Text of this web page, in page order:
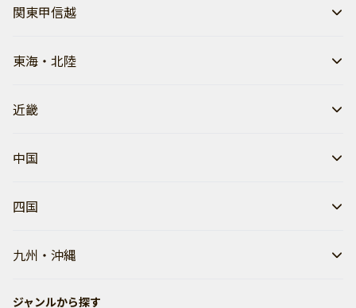
関東甲信越
東海・北陸
近畿
中国
四国
九州・沖縄
ジャンルから探す